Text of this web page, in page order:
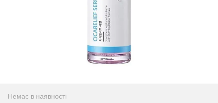
Немає в наявності